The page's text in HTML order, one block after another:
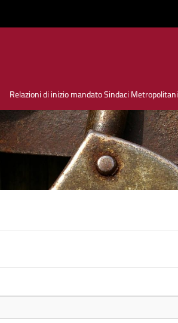
Relazioni di inizio mandato Sindaci Metropolitani